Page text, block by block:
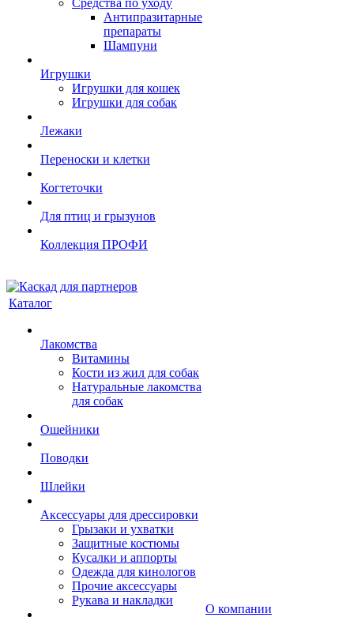
Средства по уходу
Антипразитарные
препараты
Шампуни
Игрушки
Игрушки для кошек
Игрушки для собак
Лежаки
Переноски и клетки
Когтеточки
Для птиц и грызунов
Коллекция ПРОФИ
Каталог
Лакомства
Витамины
Кости из жил для собак
Натуральные лакомства
для собак
Ошейники
Поводки
Шлейки
Аксессуары для дрессировки
Грызаки и ухватки
Защитные костюмы
Кусалки и аппорты
Одежда для кинологов
Прочие аксессуары
Рукава и накладки
О компании